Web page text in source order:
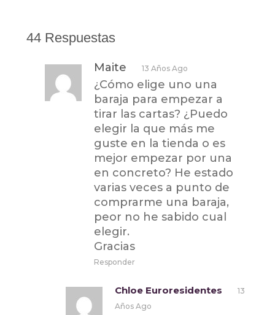
44 Respuestas
Maite 13 Años Ago
¿Cómo elige uno una
baraja para empezar a
tirar las cartas? ¿Puedo
elegir la que más me
guste en la tienda o es
mejor empezar por una
en concreto? He estado
varias veces a punto de
comprarme una baraja,
peor no he sabido cual
elegir.
Gracias
Responder
Chloe Euroresidentes
13
Años Ago